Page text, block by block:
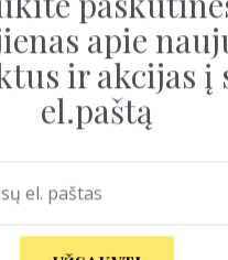
virvė nėrimui smėlio
apie
ir akcijas į
el.paštą